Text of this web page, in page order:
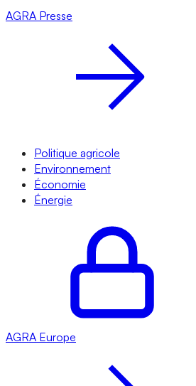
AGRA Presse
Politique agricole
Environnement
Économie
Énergie
AGRA Europe